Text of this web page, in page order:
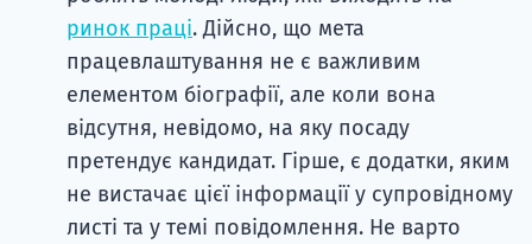
ринок праці. Дійсно, що мета
працевлаштування не є важливим
елементом біографії, але коли вона
відсутня, невідомо, на яку посаду
претендує кандидат. Гірше, є додатки, яким
не вистачає цієї інформації у супровідному
листі та у темі повідомлення. Не варто